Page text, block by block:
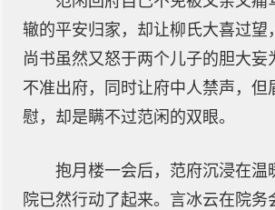
辙的平安归家，却让柳氏大喜过望
尚书虽然又怒于两个儿子的胆大妄
不准出府，同时让府中人禁声，但
慰，却是瞒不过范闲的双眼。
抱月楼一会后，范府沉浸在温
院已然行动了起来。言冰云在院务